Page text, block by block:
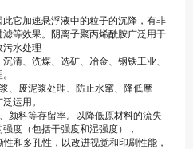
它加速悬浮液中的粒子的沉降，有非
等效果。阴离子聚丙烯酰胺广泛用于
污水处理
清、洗煤、选矿、冶金、钢铁工业、
、废泥浆处理、防止水窜、降低摩
泛运用。
颜料等存留率。以降低原材料的流失
度（包括干强度和湿强度），
和多孔性，以改进视觉和印刷性能，